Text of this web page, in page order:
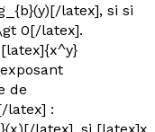
latex], si si
0[/latex].
de
latex] :